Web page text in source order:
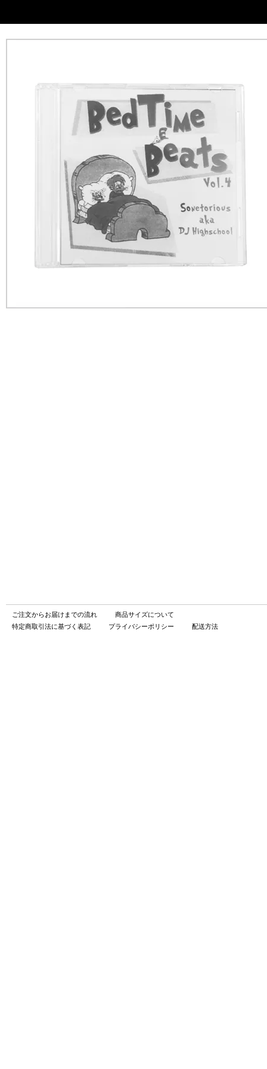
ご注文からお届けまでの流れ
商品サイズについて
特定商取引法に基づく表記
プライバシーポリシー 配送方法